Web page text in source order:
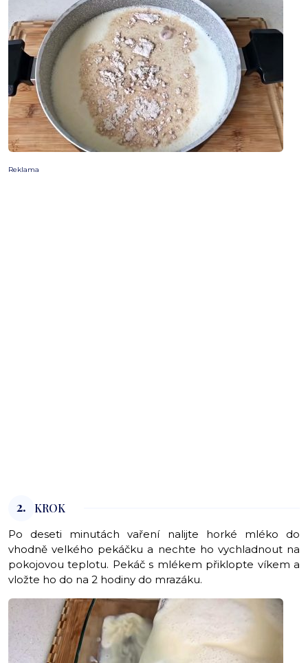
Reklama
2. KROK
Po deseti minutách vaření nalijte horké mléko do
vhodně velkého pekáčku a nechte ho vychladnout na
pokojovou teplotu. Pekáč s mlékem přiklopte víkem a
vložte ho do na 2 hodiny do mrazáku.